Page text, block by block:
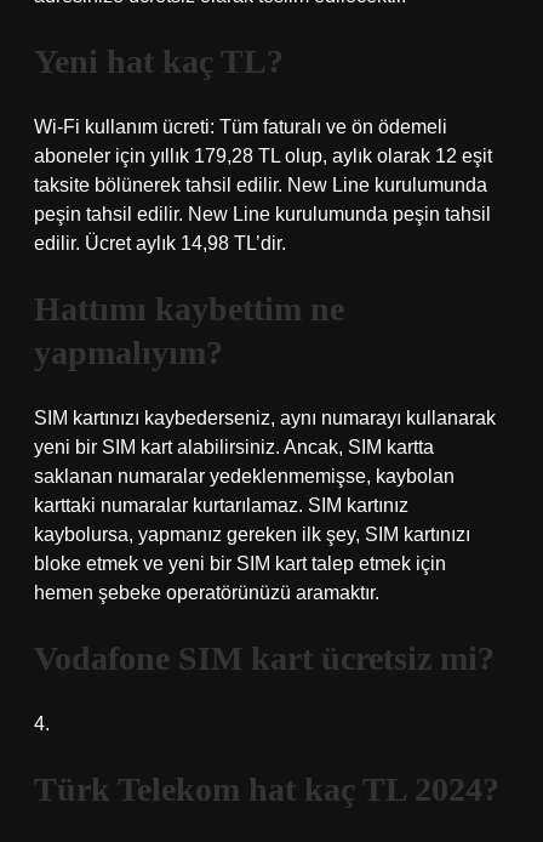
Yeni hat kaç TL?
Wi-Fi kullanım ücreti: Tüm faturalı ve ön ödemeli
aboneler için yıllık 179,28 TL olup, aylık olarak 12 eşit
taksite bölünerek tahsil edilir. New Line kurulumunda
peşin tahsil edilir. New Line kurulumunda peşin tahsil
edilir. Ücret aylık 14,98 TL’dir.
Hattımı kaybettim ne
yapmalıyım?
SIM kartınızı kaybederseniz, aynı numarayı kullanarak
yeni bir SIM kart alabilirsiniz. Ancak, SIM kartta
saklanan numaralar yedeklenmemişse, kaybolan
karttaki numaralar kurtarılamaz. SIM kartınız
kaybolursa, yapmanız gereken ilk şey, SIM kartınızı
bloke etmek ve yeni bir SIM kart talep etmek için
hemen şebeke operatörünüzü aramaktır.
Vodafone SIM kart ücretsiz mi?
4.
Türk Telekom hat kaç TL 2024?